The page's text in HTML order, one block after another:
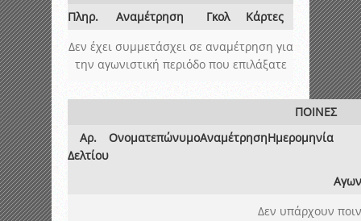
Πληρ.
Αναμέτρηση Γκολ
Κάρτες
Δεν έχει συμμετάσχει σε αναμέτρηση για
την αγωνιστική περιόδο που επιλάξατε
ΠΟΙΝΕΣ
Αρ.
Δελτίου
ΟνοματεπώνυμοΑναμέτρησηΗμερομηνία
Δεν υπάρχουν